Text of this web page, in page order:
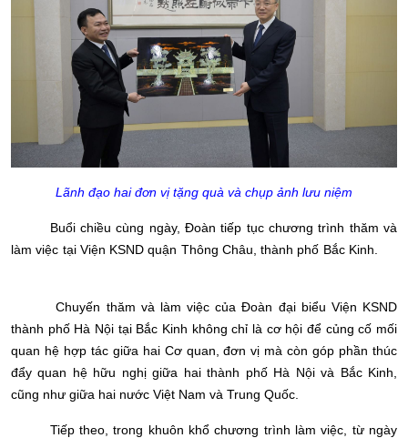
Lãnh đạo hai đơn vị tặng quà và chụp ảnh lưu niệm
Buổi chiều cùng ngày, Đoàn tiếp tục chương trình thăm và
làm việc tại Viện KSND quận Thông Châu, thành phố Bắc Kinh.
Chuyến thăm và làm việc của Đoàn đại biểu Viện KSND
thành phố Hà Nội tại Bắc Kinh không chỉ là cơ hội để củng cố mối
quan hệ hợp tác giữa hai Cơ quan, đơn vị mà còn góp phần thúc
đẩy quan hệ hữu nghị giữa hai thành phố Hà Nội và Bắc Kinh,
cũng như giữa hai nước Việt Nam và Trung Quốc.
Tiếp theo, trong khuôn khổ chương trình làm việc, từ ngày